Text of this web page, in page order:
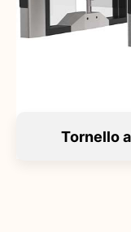
Tornello